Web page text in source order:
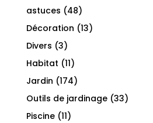
astuces (48)
Décoration (13)
Divers (3)
Habitat (11)
Jardin (174)
Outils de jardinage(33)
Piscine(11)